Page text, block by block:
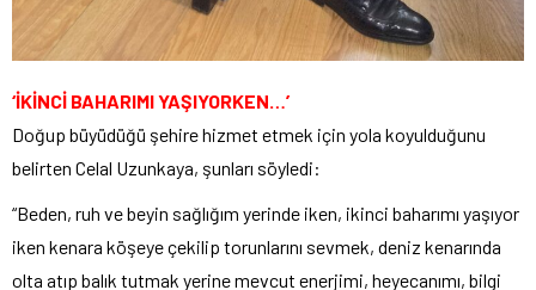
‘İKİNCİ BAHARIMI YAŞIYORKEN…’
Doğup büyüdüğü şehire hizmet etmek için yola koyulduğunu
belirten Celal Uzunkaya, şunları söyledi:
“Beden, ruh ve beyin sağlığım yerinde iken, ikinci baharımı yaşıyor
iken kenara köşeye çekilip torunlarını sevmek, deniz kenarında
olta atıp balık tutmak yerine mevcut enerjimi, heyecanımı, bilgi